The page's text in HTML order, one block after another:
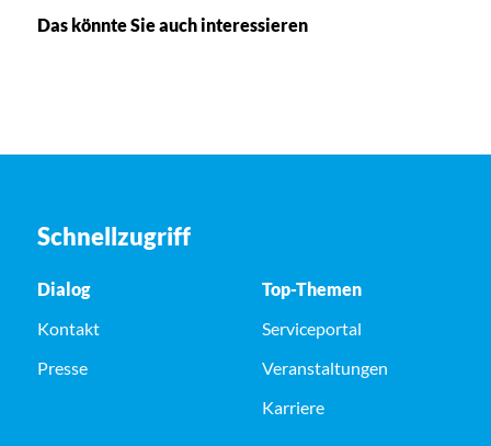
Das könnte Sie auch interessieren
Schnellzugriff
Dialog
Kontakt
Presse
Top-Themen
Serviceportal
Veranstaltungen
Karriere